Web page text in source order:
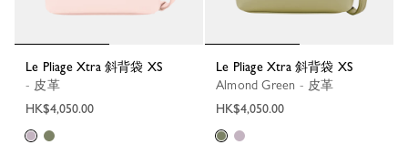
Le Pliage Xtra 斜背袋 XS
- 皮革
HK$4,050.00
Le Pliage Xtra 斜背袋 XS
Almond Green - 皮革
HK$4,050.00